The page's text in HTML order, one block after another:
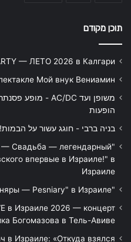
תוכן מקודם
— ЛЕТО 2026 в Калгари
Мой внук Вениамин
הופעות
בניה ברבי - חוגג עשור על הבמות! 2026 - כרטיסים ולוח הופעות
— Свадьба — легендарный
впервые в Израиле!" в
Израиле
"Песняры — Pesniary" в Израиле
в Израиле 2026 — концерт
Богомазова в Тель-Авиве
в Израиле: «Откуда взялся